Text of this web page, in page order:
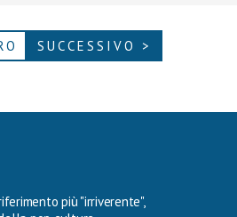
SUCCESSIVO >
più "irriverente",